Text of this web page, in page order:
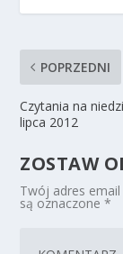
POPRZEDNI
Czytania na
lipca 2012
ZOSTAW
Twój adres
są oznaczone*